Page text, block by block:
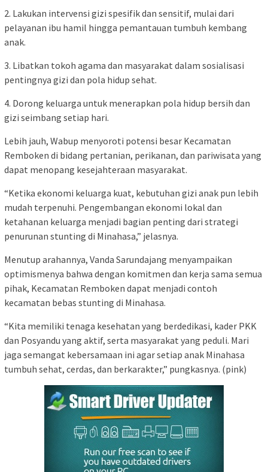
2. Lakukan intervensi gizi spesifik dan sensitif, mulai dari
pelayanan ibu hamil hingga pemantauan tumbuh kembang
anak.
3. Libatkan tokoh agama dan masyarakat dalam sosialisasi
pentingnya gizi dan pola hidup sehat.
4. Dorong keluarga untuk menerapkan pola hidup bersih dan
gizi seimbang setiap hari.
Lebih jauh, Wabup menyoroti potensi besar Kecamatan
Remboken di bidang pertanian, perikanan, dan pariwisata yang
dapat menopang kesejahteraan masyarakat.
“Ketika ekonomi keluarga kuat, kebutuhan gizi anak pun lebih
mudah terpenuhi. Pengembangan ekonomi lokal dan
ketahanan keluarga menjadi bagian penting dari strategi
penurunan stunting di Minahasa,” jelasnya.
Menutup arahannya, Vanda Sarundajang menyampaikan
optimismenya bahwa dengan komitmen dan kerja sama semua
pihak, Kecamatan Remboken dapat menjadi contoh
kecamatan bebas stunting di Minahasa.
“Kita memiliki tenaga kesehatan yang berdedikasi, kader PKK
dan Posyandu yang aktif, serta masyarakat yang peduli. Mari
jaga semangat kebersamaan ini agar setiap anak Minahasa
tumbuh sehat, cerdas, dan berkarakter,” pungkasnya. (pink)